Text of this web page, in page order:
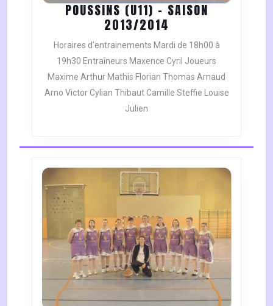
POUSSINS (U11) – SAISON
2013/2014
(U11)
–
SAISON
2013/2014
Horaires d’entrainements Mardi de 18h00 à
19h30 Entraîneurs Maxence Cyril Joueurs
Maxime Arthur Mathis Florian Thomas Arnaud
Arno Victor Cylian Thibaut Camille Steffie Louise
Julien